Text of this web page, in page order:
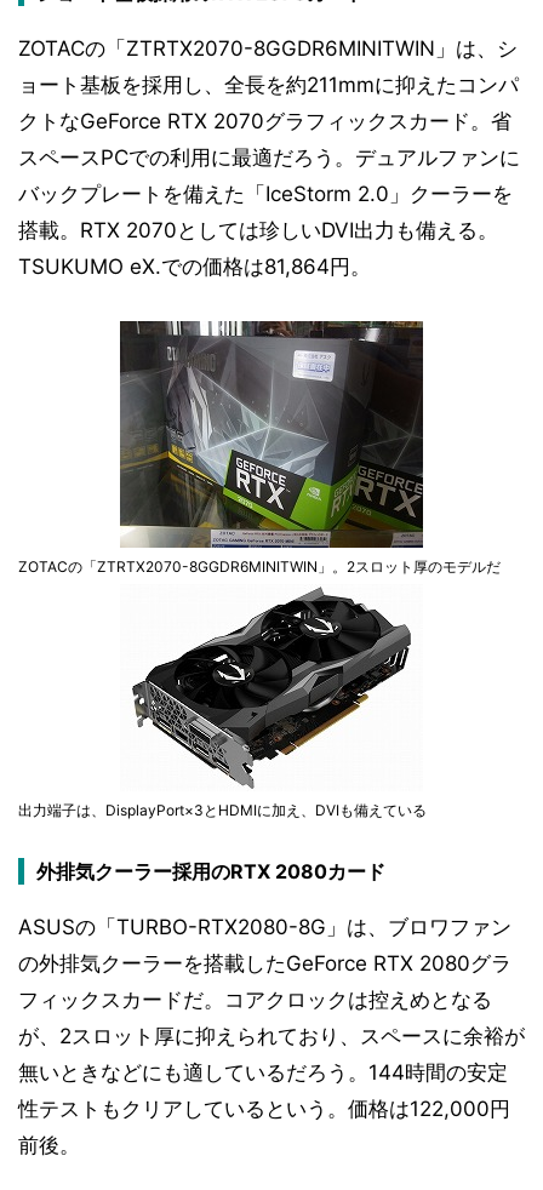
ZOTACの「ZTRTX2070-8GGDR6MINITWIN」は、シ
ョート基板を採用し、全長を約211mmに抑えたコンパ
クトなGeForce RTX 2070グラフィックスカード。省
スペースPCでの利用に最適だろう。デュアルファンに
バックプレートを備えた「IceStorm 2.0」クーラーを
搭載。RTX 2070としては珍しいDVI出力も備える。
TSUKUMO eX.での価格は81,864円。
ZOTACの「ZTRTX2070-8GGDR6MINITWIN」。2スロット厚のモデルだ
出力端子は、DisplayPort×3とHDMIに加え、DVIも備えている
外排気クーラー採用のRTX 2080カード
ASUSの「TURBO-RTX2080-8G」は、ブロワファン
の外排気クーラーを搭載したGeForce RTX 2080グラ
フィックスカードだ。コアクロックは控えめとなる
が、2スロット厚に抑えられており、スペースに余裕が
無いときなどにも適しているだろう。144時間の安定
性テストもクリアしているという。価格は122,000円
前後。